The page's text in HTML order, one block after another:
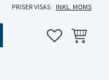
PRISER VISAS INKL. MOMS
FAVORITER
KUNDVAGN